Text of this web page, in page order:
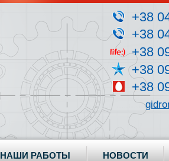
+38
+38
+38
+38
+38
НАШИ РАБОТЫ НОВОСТИ